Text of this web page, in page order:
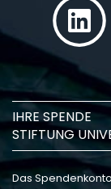
IHRE SPENDE
STIFTUNG
Das Spendenkonto